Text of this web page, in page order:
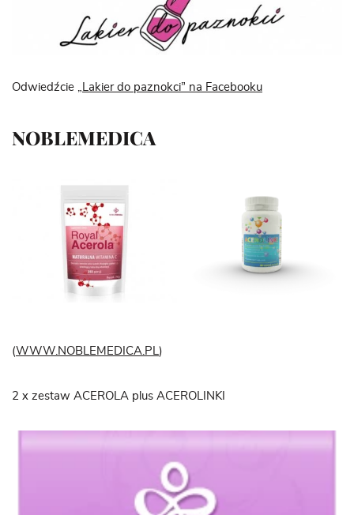
Odwiedźcie „Lakier do paznokci” na Facebooku
NOBLEMEDICA
(WWW.NOBLEMEDICA.PL)
2 x zestaw ACEROLA plus ACEROLINKI